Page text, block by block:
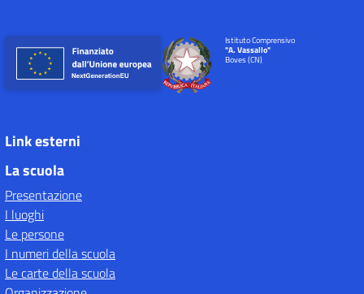
Istituto Comprensivo
"A. Vassallo"
Boves (CN)
Link esterni
La scuola
Presentazione
I luoghi
Le persone
I numeri della scuola
Le carte della scuola